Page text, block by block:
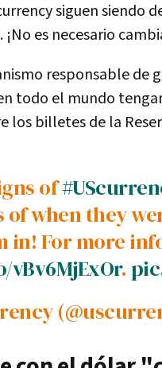
siguen siendo
es necesario
responsable de
todo el mundo
los billetes de la
of
when they
in! For more
.